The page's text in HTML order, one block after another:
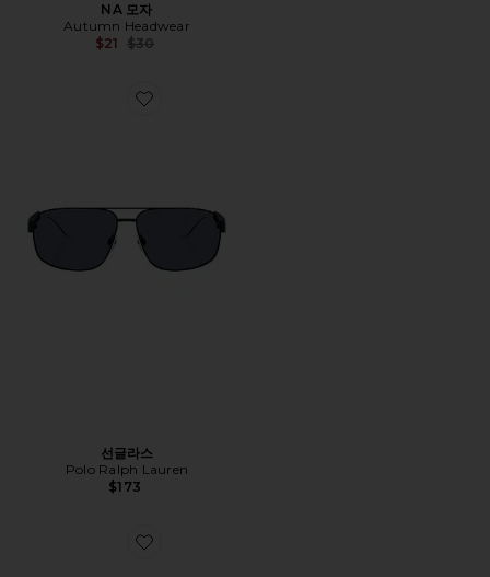
NA 모자
Autumn Headwear
$21 Previous price:
$30
Favorite 선글라스
선글라스
Polo Ralph Lauren
$173
Favorite TEAM COWBOYS 스냅백 모자